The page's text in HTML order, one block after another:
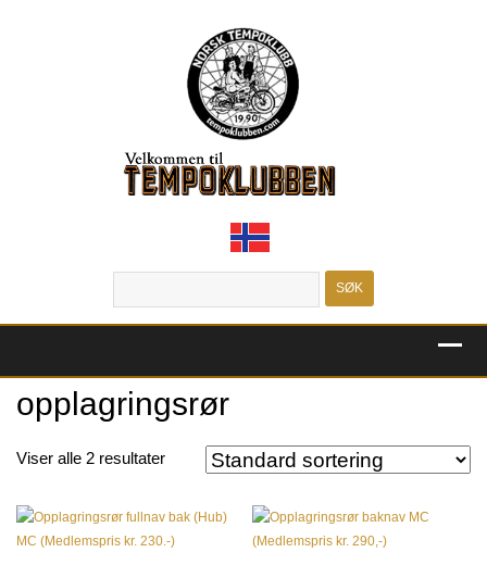
opplagringsrør
Viser alle 2 resultater